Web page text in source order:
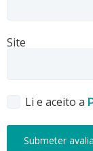
Site
Li e aceito a